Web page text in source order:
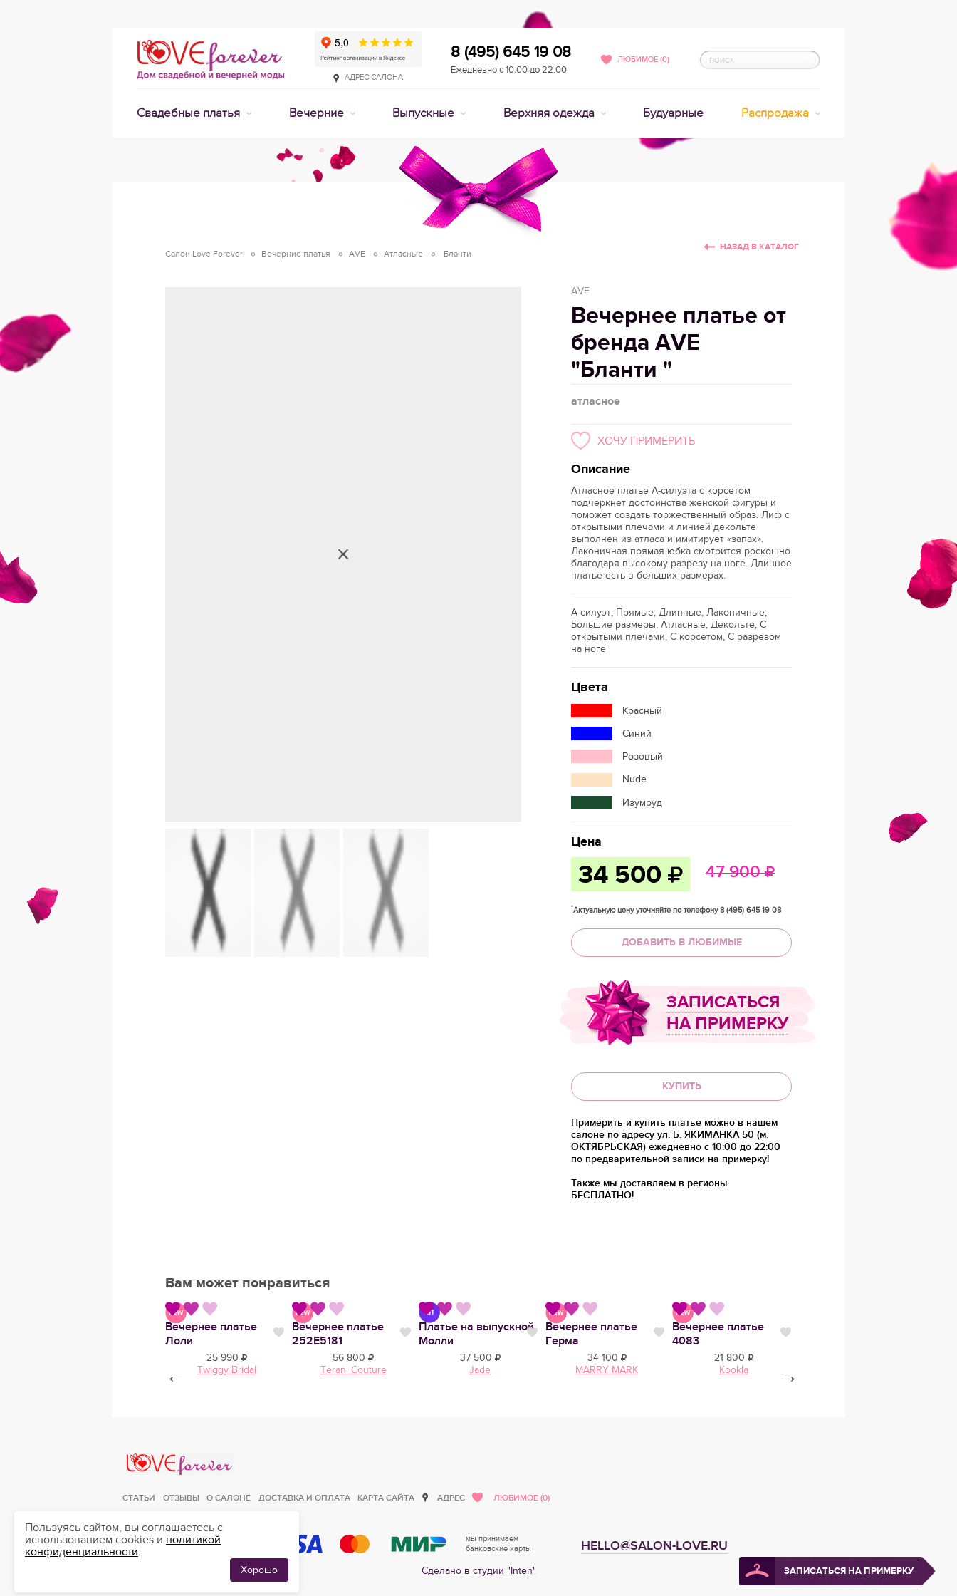
АДРЕС САЛОНА
8 (495) 645 19 08
Ежедневно с 10:00 до 22:00
ЛЮБИМОЕ (0)
Свадебные платья Вечерние Выпускные Верхняя одежда Будуарные Распродажа
ЗАПИСАТЬСЯ НА ПРИМЕРКУ
0
ЛЮБИМЫЕ
НАЗАД В КАТАЛОГ
Салон Love Forever Вечерние платья AVE Атласные Бланти
AVE
Вечернее платье от
бренда AVE
"Бланти "
атласное
ХОЧУ ПРИМЕРИТЬ
Описание
Атласное платье А-силуэта с корсетом
подчеркнет достоинства женской фигуры и
поможет создать торжественный образ. Лиф с
открытыми плечами и линией декольте
выполнен из атласа и имитирует «запах».
Лаконичная прямая юбка смотрится роскошно
благодаря высокому разрезу на ноге. Длинное
платье есть в больших размерах.
А-силуэт, Прямые, Длинные, Лаконичные,
Большие размеры, Атласные, Декольте, С
открытыми плечами, С корсетом, С разрезом
на ноге
Цвета
Красный
Синий
Розовый
Nude
Изумруд
Цена
34 500 47 900
*Актуальную цену уточняйте по телефону 8 (495) 645 19 08
ДОБАВИТЬ В ЛЮБИМЫЕ
ЗАПИСАТЬСЯ
НА ПРИМЕРКУ
КУПИТЬ
Примерить и купить платье можно в нашем
салоне по адресу ул. Б. ЯКИМАНКА 50 (м.
ОКТЯБРЬСКАЯ) ежедневно с 10:00 до 22:00
по предварительной записи на примерку!
Также мы доставляем в регионы
БЕСПЛАТНО!
Вам может понравиться
Нравится
Вечернее платье
Лоли
Нравится
25 990
Twiggy Bridal
Вечернее платье
252Е5181
Нравится
56 800
Terani Couture
Платье на выпускной
Молли
Нравится
37 500
Jade
Вечернее платье
Герма
Нравится
34 100
MARRY MARK
Вечернее платье
4083
21 800
Kookla
← →
СТАТЬИ ОТЗЫВЫ О САЛОНЕ ДОСТАВКА И ОПЛАТА КАРТА САЙТА АДРЕС ЛЮБИМОЕ (0)
мы принимаем
банковские карты
HELLO@SALON-LOVE.RU
Сделано в студии "Inten"
Пользуясь сайтом, вы соглашаетесь с
использованием cookies и политикой
конфиденциальности.
Хорошо